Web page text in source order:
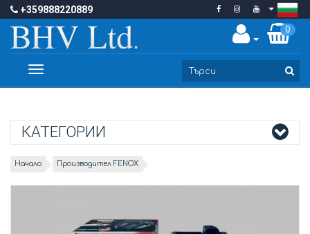
+359888220889
0
Toggle
КАТЕГОРИИ
Начало Производител FENOX